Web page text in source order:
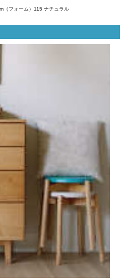
フォーム）115 ナチュラル